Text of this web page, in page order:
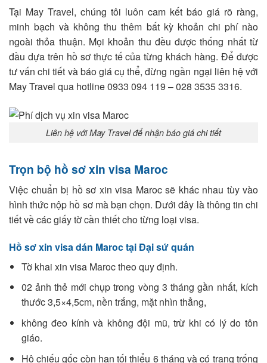
Tại May Travel, chúng tôi luôn cam kết báo giá rõ ràng,
minh bạch và không thu thêm bất kỳ khoản chi phí nào
ngoài thỏa thuận. Mọi khoản thu đều được thống nhất từ
đầu dựa trên hồ sơ thực tế của từng khách hàng. Để được
tư vấn chi tiết và báo giá cụ thể, đừng ngần ngại liên hệ với
May Travel qua hotline 0933 094 119 – 028 3535 3316.
Liên hệ với May Travel để nhận báo giá chi tiết
Trọn bộ hồ sơ xin visa Maroc
Việc chuẩn bị hồ sơ xin visa Maroc sẽ khác nhau tùy vào
hình thức nộp hồ sơ mà bạn chọn. Dưới đây là thông tin chi
tiết về các giấy tờ cần thiết cho từng loại visa.
Hồ sơ xin visa dán Maroc tại Đại sứ quán
Tờ khai xin visa Maroc theo quy định.
02 ảnh thẻ mới chụp trong vòng 3 tháng gần nhất, kích
thước 3,5×4,5cm, nền trắng, mặt nhìn thẳng,
không đeo kính và không đội mũ, trừ khi có lý do tôn
giáo.
Hộ chiếu gốc còn hạn tối thiểu 6 tháng và có trang trống